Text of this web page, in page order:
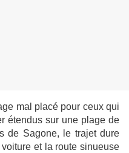
mal placé pour ceux qui
étendus sur une plage de
de Sagone, le trajet dure
et la route sinueuse